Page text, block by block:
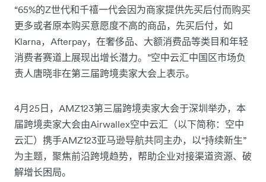
“65%的Z世代和千禧一代会因为商家提供先买后付而购买
更多或者原本购买意愿度不高的商品，先买后付，如
Klarna，Afterpay，在奢侈品、大额消费品等类目和年轻
消费者赛道上展现出增长潜力。”空中云汇中国区市场负
责人唐晓非在第三届跨境卖家大会上表示。
4月25日，AMZ123第三届跨境卖家大会于深圳举办，本
届跨境卖家大会由Airwallex空中云汇（以下简称：空中
云汇）携手AMZ123亚马逊导航共同主办，以“持续新生”
为主题，聚焦前沿跨境趋势，帮助企业对接渠道资源、破
解增长困局。